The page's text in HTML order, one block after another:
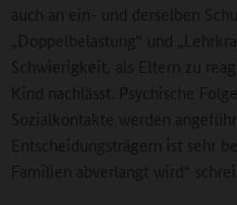
auch an ein- und derselben
„Doppelbelastung“ und
Schwierigkeit, als Eltern zu
Kind nachlässt. Psychische
Sozialkontakte werden
Entscheidungsträgern ist sehr
Familien abverlangt wird“